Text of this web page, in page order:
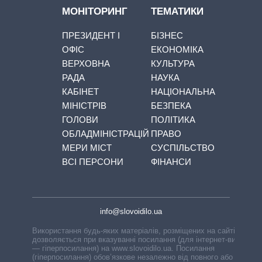
МОНІТОРИНГ
ПРЕЗИДЕНТ І
ОФІС
ВЕРХОВНА
РАДА
КАБІНЕТ
МІНІСТРІВ
ГОЛОВИ
ОБЛАДМІНІСТРАЦІЙ
МЕРИ МІСТ
ВСІ ПЕРСОНИ
ТЕМАТИКИ
БІЗНЕС
ЕКОНОМІКА
КУЛЬТУРА
НАУКА
НАЦІОНАЛЬНА
БЕЗПЕКА
ПОЛІТИКА
ПРАВО
СУСПІЛЬСТВО
ФІНАНСИ
info@slovoidilo.ua
Використання будь-яких матеріалів, розміщених на сайті,
дозволяється при вказуванні посилання (для інтернет-видань
— гіперпосилання) на www.slovoidilo.ua. Посилання
(гіперпосилання) обов’язкове незалежно від повного або